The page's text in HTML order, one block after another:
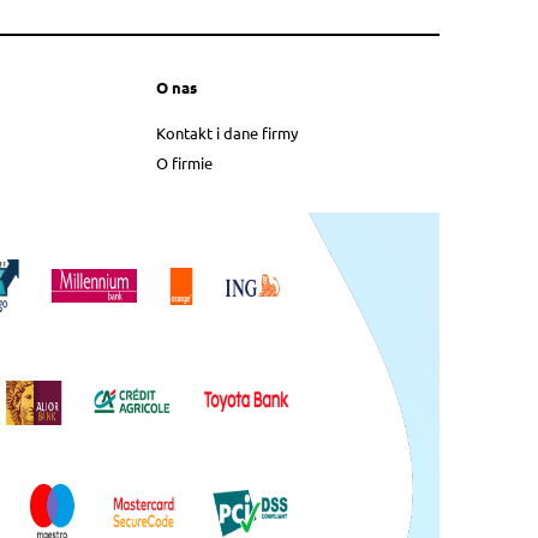
O nas
Kontakt i dane firmy
O firmie